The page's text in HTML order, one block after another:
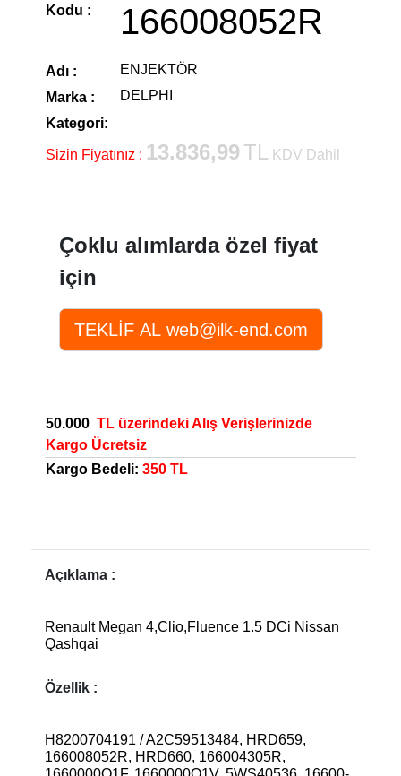
Kodu : 166008052R
Adı :
ENJEKTÖR
Marka :
DELPHI
Kategori:
Sizin Fiyatınız : 13.836,99 TL KDV Dahil
Çoklu alımlarda özel fiyat
için
50.000 TL üzerindeki Alış Verişlerinizde
Kargo Ücretsiz
Kargo Bedeli: 350 TL
Açıklama :
Renault Megan 4,Clio,Fluence 1.5 DCi Nissan
Qashqai
Özellik :
H8200704191 / A2C59513484, HRD659,
166008052R, ­HRD660, 166004305R,